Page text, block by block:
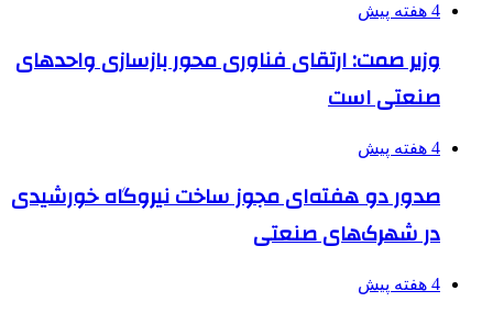
4 هفته پیش
وزیر صمت: ارتقای فناوری محور بازسازی واحدهای
صنعتی است
4 هفته پیش
صدور دو هفته‌ای مجوز ساخت نیروگاه خورشیدی
در شهرک‌های صنعتی
4 هفته پیش